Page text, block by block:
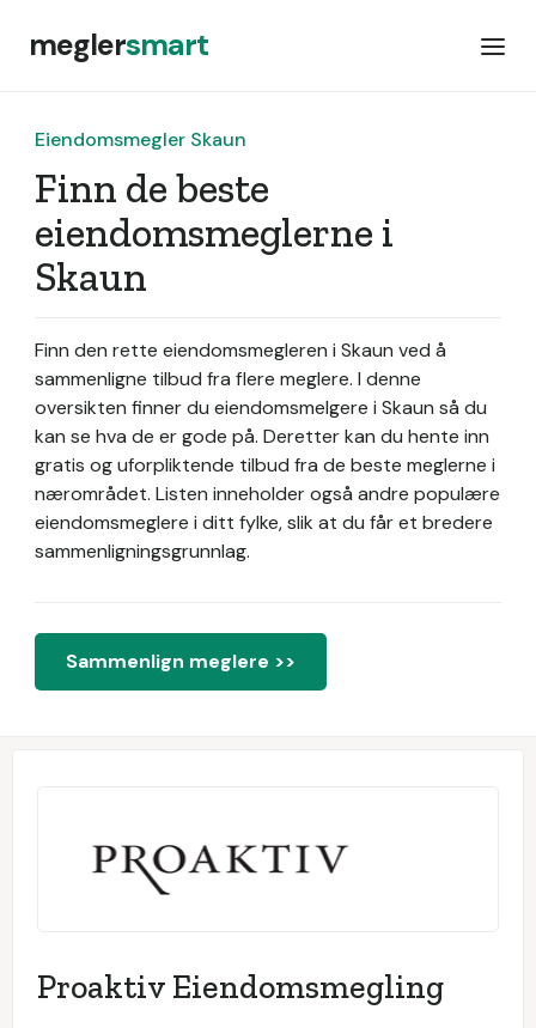
meglersmart
Eiendomsmegler Skaun
Finn de beste
eiendomsmeglerne i
Skaun
Finn den rette eiendomsmegleren i Skaun ved å
sammenligne tilbud fra flere meglere. I denne
oversikten finner du eiendomsmelgere i Skaun så du
kan se hva de er gode på. Deretter kan du hente inn
gratis og uforpliktende tilbud fra de beste meglerne i
nærområdet. Listen inneholder også andre populære
eiendomsmeglere i ditt fylke, slik at du får et bredere
sammenligningsgrunnlag.
Sammenlign meglere >>
Proaktiv Eiendomsmegling